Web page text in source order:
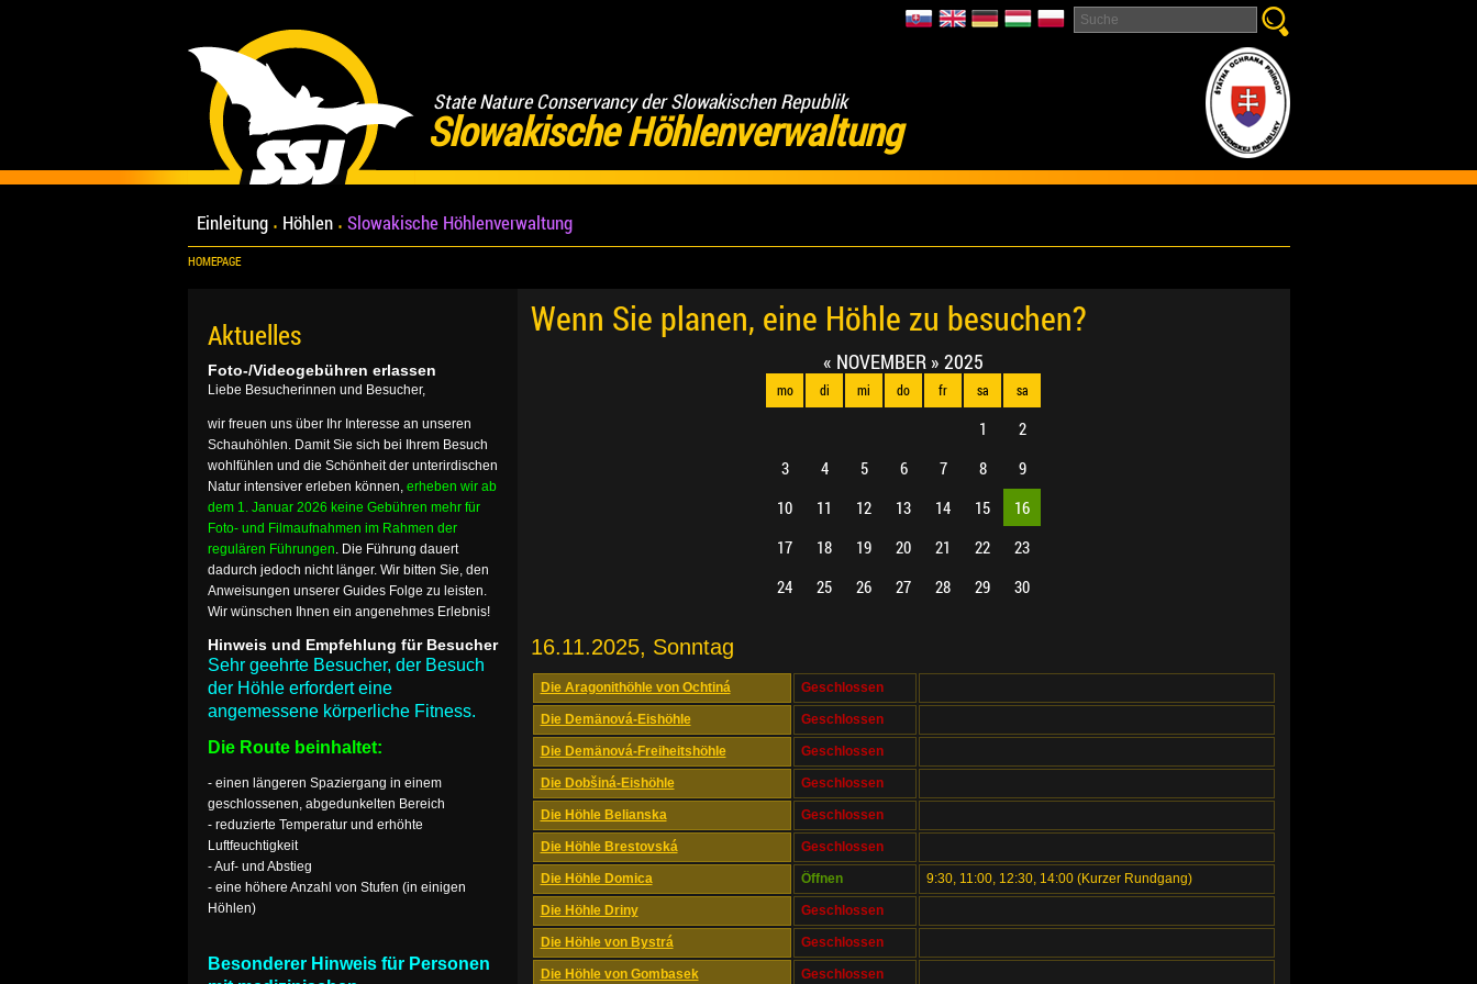
State Nature Conservancy der Slowakischen Republik
Slowakische Höhlenverwaltung
Einleitung Höhlen Slowakische Höhlenverwaltung
HOMEPAGE
Wenn Sie planen, eine Höhle zu besuchen?
« NOVEMBER » 2025
mo di mi do fr sa sa
1
2
3
4 5 6 7 8
9
10
11 12 13 14 15
16
17
18 19 20 21 22
23
24
25 26 27 28 29 30
16.11.2025, Sonntag
Die Aragonithöhle von Ochtiná Geschlossen
Die Demänová-Eishöhle Geschlossen
Die Demänová-Freiheitshöhle Geschlossen
Die Dobšiná-Eishöhle Geschlossen
Die Höhle Belianska Geschlossen
Die Höhle Brestovská Geschlossen
Die Höhle Domica Öffnen 9:30, 11:00, 12:30, 14:00 (Kurzer Rundgang)
Die Höhle Driny Geschlossen
Die Höhle von Bystrá Geschlossen
Die Höhle von Gombasek Geschlossen
Aktuelles
Foto-/Videogebühren erlassen
Liebe Besucherinnen und Besucher,
wir freuen uns über Ihr Interesse an unseren
Schauhöhlen. Damit Sie sich bei Ihrem Besuch
wohlfühlen und die Schönheit der unterirdischen
Natur intensiver erleben können, erheben wir ab
dem 1. Januar 2026 keine Gebühren mehr für
Foto- und Filmaufnahmen im Rahmen der
regulären Führungen. Die Führung dauert
dadurch jedoch nicht länger. Wir bitten Sie, den
Anweisungen unserer Guides Folge zu leisten.
Wir wünschen Ihnen ein angenehmes Erlebnis!
Hinweis und Empfehlung für Besucher
Sehr geehrte Besucher, der Besuch
der Höhle erfordert eine
angemessene körperliche Fitness.
Die Route beinhaltet:
- einen längeren Spaziergang in einem
geschlossenen, abgedunkelten Bereich
- reduzierte Temperatur und erhöhte
Luftfeuchtigkeit
- Auf- und Abstieg
- eine höhere Anzahl von Stufen (in einigen
Höhlen)
Besonderer Hinweis für Personen